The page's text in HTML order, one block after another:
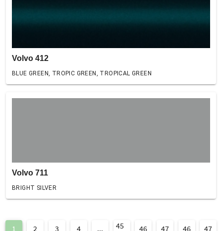
Volvo 412
BLUE GREEN, TROPIC GREEN, TROPICAL GREEN
Volvo 711
BRIGHT SILVER
1 2 3 4 ... 45 46 47 46 47